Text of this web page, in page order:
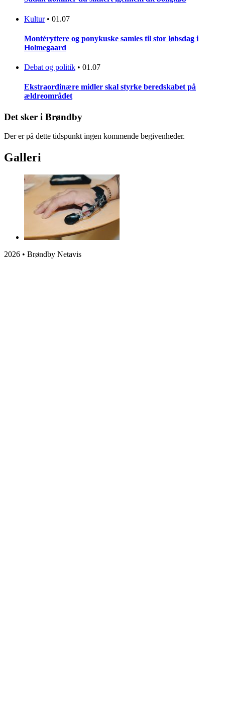
Kultur • 01.07
Montéryttere og ponykuske samles til stor løbsdag i
Holmegaard
Debat og politik • 01.07
Ekstraordinære midler skal styrke beredskabet på
ældreområdet
Det sker i Brøndby
Der er på dette tidspunkt ingen kommende begivenheder.
Galleri
2026 • Brøndby Netavis